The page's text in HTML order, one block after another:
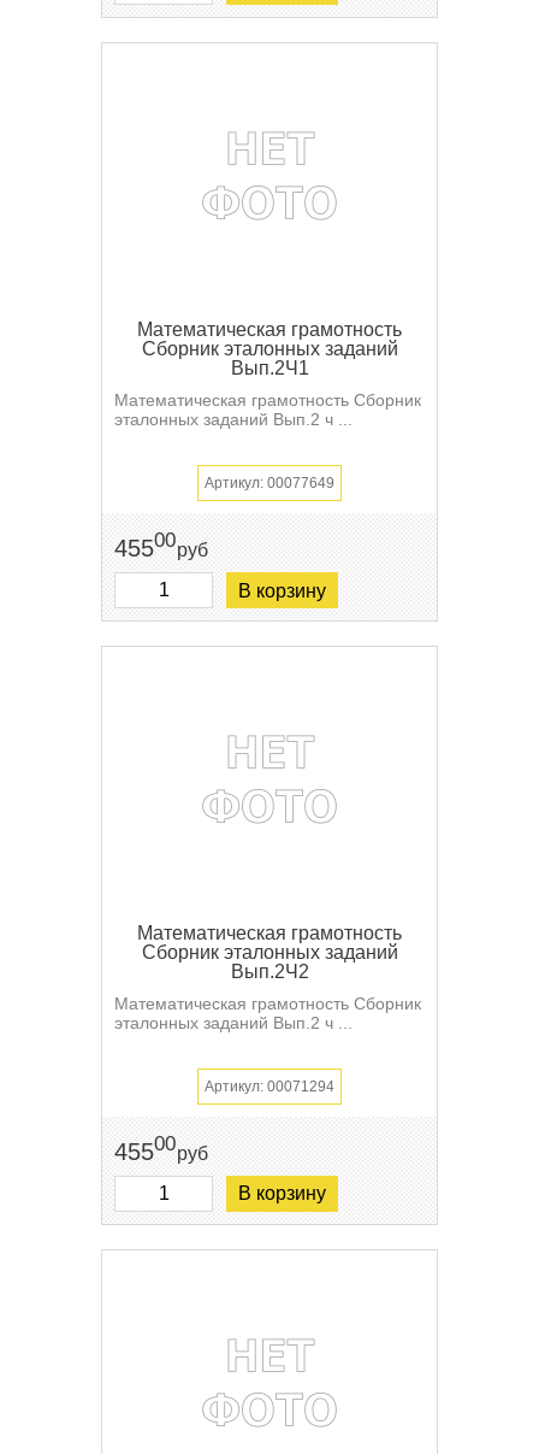
Математическая грамотность
Сборник эталонных заданий
Вып.2Ч1
Математическая грамотность Сборник
эталонных заданий Вып.2 ч ...
Артикул: 00077649
45500руб
В корзину
Математическая грамотность
Сборник эталонных заданий
Вып.2Ч2
Математическая грамотность Сборник
эталонных заданий Вып.2 ч ...
Артикул: 00071294
45500руб
В корзину